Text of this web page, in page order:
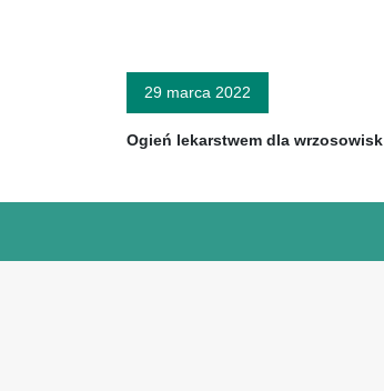
29 marca 2022
Ogień lekarstwem dla wrzosowisk